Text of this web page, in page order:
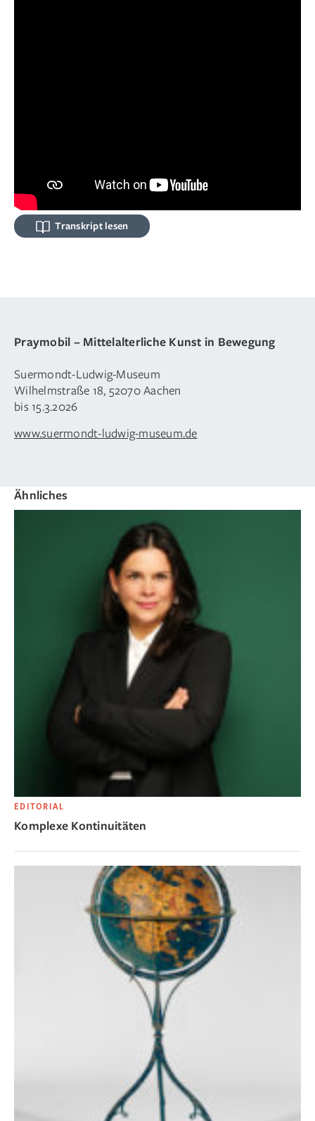
Transkript lesen
Praymobil – Mittelalterliche Kunst in Bewegung
Suermondt-Ludwig-Museum
Wilhelmstraße 18, 52070 Aachen
bis 15.3.2026
www.suermondt-ludwig-museum.de
Ähnliches
EDITORIAL
Komplexe Kontinuitäten